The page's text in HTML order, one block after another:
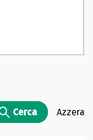
Cerca Azzera